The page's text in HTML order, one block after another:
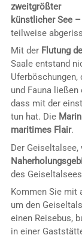
zweitgrößter
künstlicher See
teilweise
Mit der Flutung
Saale entstand
Uferböschungen,
und Fauna ließen
dass mit der
tun hat. Die
maritimes Flair.
Der
des
Kommen Sie mit
um den
einen Reisebus,
in einer